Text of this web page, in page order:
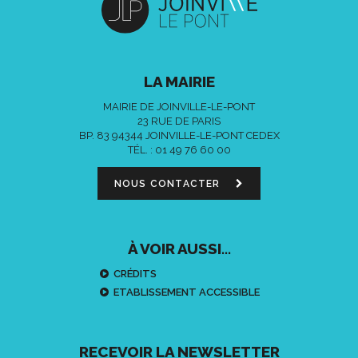
LA MAIRIE
MAIRIE DE JOINVILLE-LE-PONT
23 RUE DE PARIS
BP. 83 94344 JOINVILLE-LE-PONT CEDEX
TÉL. : 01 49 76 60 00
NOUS CONTACTER
À VOIR AUSSI...
CRÉDITS
ETABLISSEMENT ACCESSIBLE
RECEVOIR LA NEWSLETTER